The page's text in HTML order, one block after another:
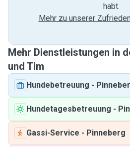
habt.
Mehr zu unserer
Mehr Dienstleistungen in
und Tim
Hundebetreuung -
Hundetagesbetreuung -
Gassi-Service - Pinneberg